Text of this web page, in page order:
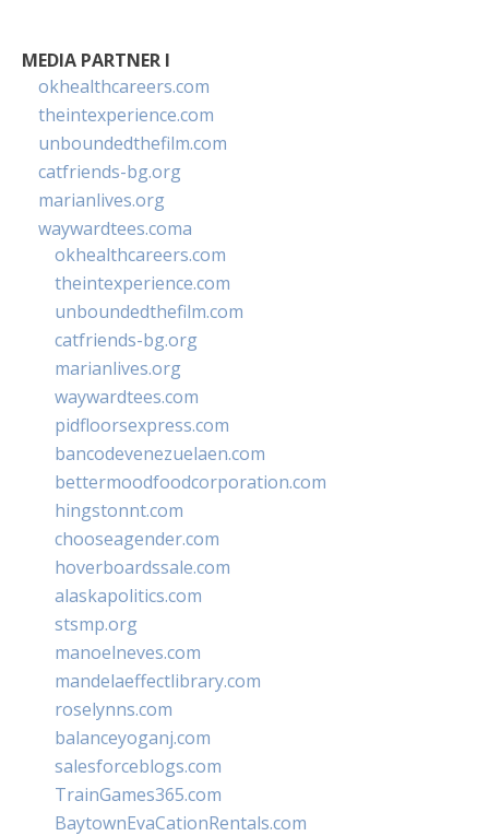
MEDIA PARTNER I
okhealthcareers.com
theintexperience.com
unboundedthefilm.com
catfriends-bg.org
marianlives.org
waywardtees.coma
okhealthcareers.com
theintexperience.com
unboundedthefilm.com
catfriends-bg.org
marianlives.org
waywardtees.com
pidfloorsexpress.com
bancodevenezuelaen.com
bettermoodfoodcorporation.com
hingstonnt.com
chooseagender.com
hoverboardssale.com
alaskapolitics.com
stsmp.org
manoelneves.com
mandelaeffectlibrary.com
roselynns.com
balanceyoganj.com
salesforceblogs.com
TrainGames365.com
BaytownEvaCationRentals.com